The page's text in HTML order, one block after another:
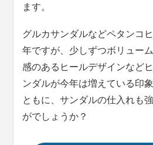
ます。
グルカサンダルなどペタンコ
年ですが、少しずつボリュー
感のあるヒールデザインなど
ンダルが今年は増えている印
ともに、サンダルの仕入れも
がでしょうか？